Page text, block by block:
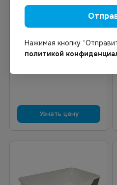
Салатный контейнер 750
мл КРАФТ d=150m *180
Узнать цену
Нажимая кнопку
политикой